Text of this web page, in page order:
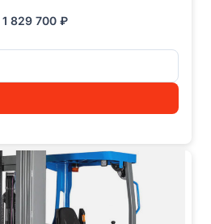
1 829 700 ₽